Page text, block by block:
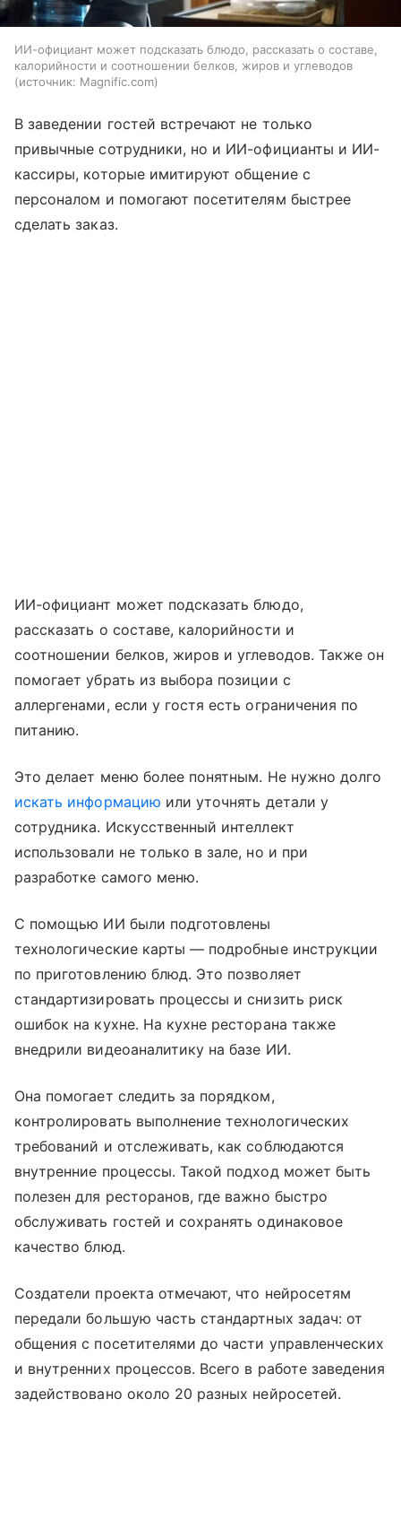
ИИ-официант может подсказать блюдо, рассказать о составе,
калорийности и соотношении белков, жиров и углеводов
источник: Magnific.com
В заведении гостей встречают не только
привычные сотрудники, но и ИИ-официанты и ИИ-
кассиры, которые имитируют общение с
персоналом и помогают посетителям быстрее
сделать заказ.
ИИ-официант может подсказать блюдо,
рассказать о составе, калорийности и
соотношении белков, жиров и углеводов. Также он
помогает убрать из выбора позиции с
аллергенами, если у гостя есть ограничения по
питанию.
Это делает меню более понятным. Не нужно долго
искать информацию или уточнять детали у
сотрудника. Искусственный интеллект
использовали не только в зале, но и при
разработке самого меню.
С помощью ИИ были подготовлены
технологические карты — подробные инструкции
по приготовлению блюд. Это позволяет
стандартизировать процессы и снизить риск
ошибок на кухне. На кухне ресторана также
внедрили видеоаналитику на базе ИИ.
Она помогает следить за порядком,
контролировать выполнение технологических
требований и отслеживать, как соблюдаются
внутренние процессы. Такой подход может быть
полезен для ресторанов, где важно быстро
обслуживать гостей и сохранять одинаковое
качество блюд.
Создатели проекта отмечают, что нейросетям
передали большую часть стандартных задач: от
общения с посетителями до части управленческих
и внутренних процессов. Всего в работе заведения
задействовано около 20 разных нейросетей.